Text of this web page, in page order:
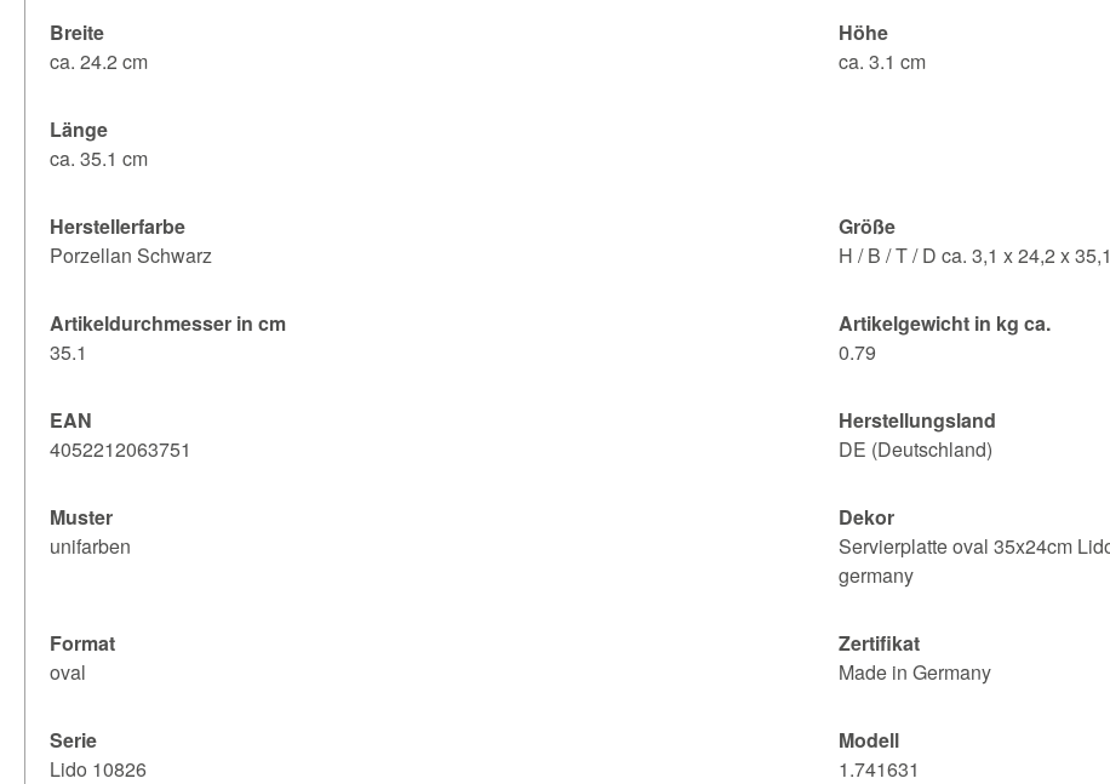
Breite
ca. 24.2 cm
Höhe
ca. 3.1 cm
Länge
ca. 35.1 cm
Herstellerfarbe
Porzellan Schwarz
Größe
H / B / T / D ca. 3,1 x 24,2 x
Artikeldurchmesser in cm
35.1
Artikelgewicht in kg ca.
0.79
EAN
4052212063751
Herstellungsland
DE (Deutschland)
Muster
unifarben
Dekor
Servierplatte oval 35x24cm
germany
Format
oval
Zertifikat
Made in Germany
Serie
Lido 10826
Modell
1.741631